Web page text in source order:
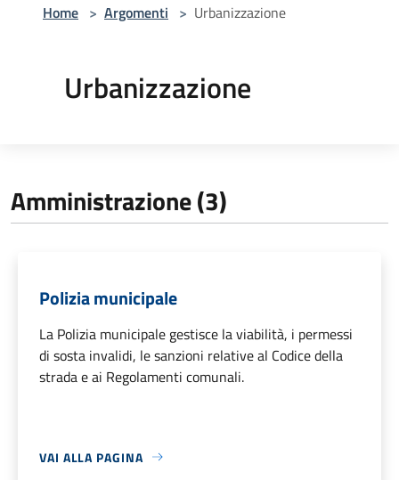
Home > Argomenti > Urbanizzazione
Urbanizzazione
Amministrazione (3)
Polizia municipale
La Polizia municipale gestisce la viabilità, i permessi
di sosta invalidi, le sanzioni relative al Codice della
strada e ai Regolamenti comunali.
VAI ALLA PAGINA